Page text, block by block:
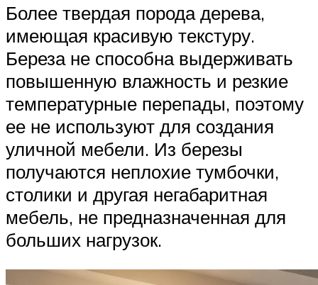
Более твердая порода дерева,
имеющая красивую текстуру.
Береза не способна выдерживать
повышенную влажность и резкие
температурные перепады, поэтому
ее не используют для создания
уличной мебели. Из березы
получаются неплохие тумбочки,
столики и другая негабаритная
мебель, не предназначенная для
больших нагрузок.